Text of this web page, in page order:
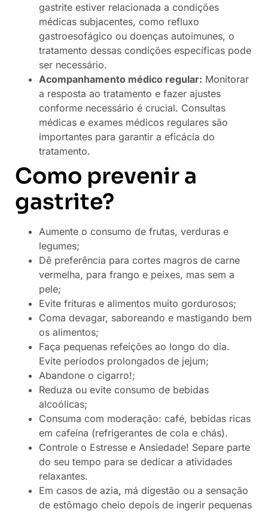
gastrite estiver relacionada a condições
médicas subjacentes, como refluxo
gastroesofágico ou doenças autoimunes, o
tratamento dessas condições específicas pode
ser necessário.
Acompanhamento médico regular: Monitorar
a resposta ao tratamento e fazer ajustes
conforme necessário é crucial. Consultas
médicas e exames médicos regulares são
importantes para garantir a eficácia do
tratamento.
Como prevenir a
gastrite?
Aumente o consumo de frutas, verduras e
legumes;
Dê preferência para cortes magros de carne
vermelha, para frango e peixes, mas sem a
pele;
Evite frituras e alimentos muito gordurosos;
Coma devagar, saboreando e mastigando bem
os alimentos;
Faça pequenas refeições ao longo do dia.
Evite períodos prolongados de jejum;
Abandone o cigarro!;
Reduza ou evite consumo de bebidas
alcoólicas;
Consuma com moderação: café, bebidas ricas
em cafeína (refrigerantes de cola e chás).
Controle o Estresse e Ansiedade! Separe parte
do seu tempo para se dedicar a atividades
relaxantes.
Em casos de azia, má digestão ou a sensação
de estômago cheio depois de ingerir pequenas